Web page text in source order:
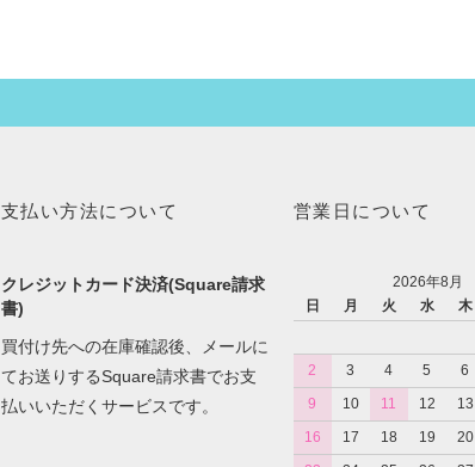
支払い方法について
クレジットカード決済(Square請求
書)
買付け先への在庫確認後、メールに
てお送りするSquare請求書でお支
払いいただくサービスです。
営業日について
2026年8月
日
月 火 水 木
2
3 4 5 6
9
10 11 12 13
16
17 18 19 20